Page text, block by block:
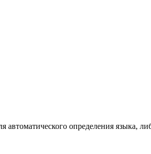
определения языка,